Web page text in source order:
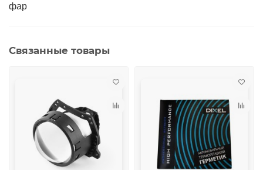
фар
Связанные товары